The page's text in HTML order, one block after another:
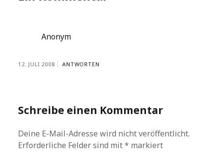
Anonym
12. JULI 2008 ANTWORTEN
Schreibe einen Kommentar
Deine E-Mail-Adresse wird nicht veröffentlicht.
Erforderliche Felder sind mit* markiert